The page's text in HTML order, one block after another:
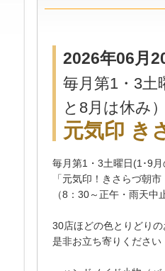
2026年06月
毎月第1・3土
と8月は休み）
元気印 き
毎月第1・3土曜日(1･9月
「元気印！きさらづ朝
（8：30～正午・雨天中
30店ほどの色とりどり
是非お立ち寄りください